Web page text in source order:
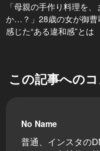
「母親の手作り料理を、
か…？」28歳の女が御曹
感じた“ある違和感”とは
この記事への
No Name
普通、インスタの